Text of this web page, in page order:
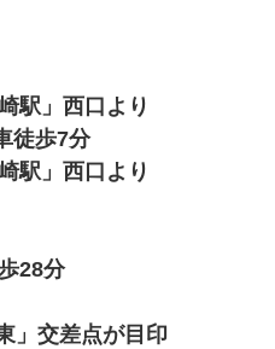
駅」西口より
徒歩7分
駅」西口より
歩28分
」交差点が目印